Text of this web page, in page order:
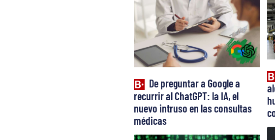
De preguntar a Google a
recurrir al ChatGPT: la IA, el
nuevo intruso en las consultas
médicas